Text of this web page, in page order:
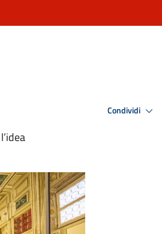
Condividi